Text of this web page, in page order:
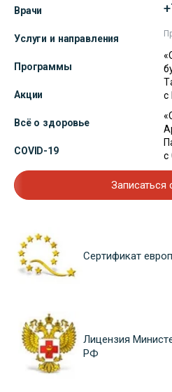
Врачи
Услуги и направления
Программы
Акции
Всё о здоровье
COVID-19
с
с
Записаться
Сертификат
Лицензия
РФ